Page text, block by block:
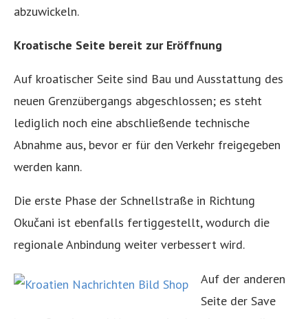
abzuwickeln.
Kroatische Seite bereit zur Eröffnung
Auf kroatischer Seite sind Bau und Ausstattung des
neuen Grenzübergangs abgeschlossen; es steht
lediglich noch eine abschließende technische
Abnahme aus, bevor er für den Verkehr freigegeben
werden kann.
Die erste Phase der Schnellstraße in Richtung
Okučani ist ebenfalls fertiggestellt, wodurch die
regionale Anbindung weiter verbessert wird.
Auf der anderen
Seite der Save